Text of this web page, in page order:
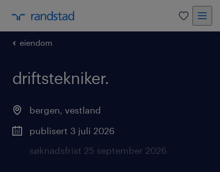
0
eiendom
driftstekniker.
bergen, vestland
publisert 3 juli 2026
søknadsfrist 25 september 2026